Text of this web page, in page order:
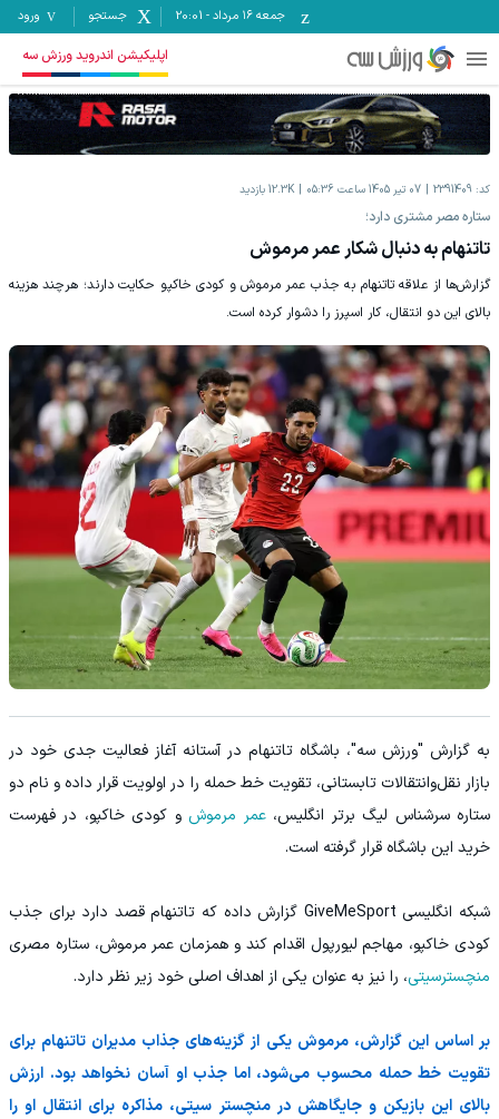
جمعه ۱۶ مرداد -
20:01 جستجو ورود
اپلیکیشن اندروید ورزش سه
کد: 2391409 07 تیر 1405 ساعت 05:36 12.3K بازدید
ستاره مصر مشتری دارد؛
تاتنهام به دنبال شکار عمر مرموش
گزارش‌ها از علاقه تاتنهام به جذب عمر مرموش و کودی خاکپو حکایت دارند؛ هرچند هزینه
بالای این دو انتقال، کار اسپرز را دشوار کرده است.
به گزارش "ورزش سه"، باشگاه تاتنهام در آستانه آغاز فعالیت جدی خود در
بازار نقل‌وانتقالات تابستانی، تقویت خط حمله را در اولویت قرار داده و نام دو
ستاره سرشناس لیگ برتر انگلیس،عمر مرموش و کودی خاکپو، در فهرست
خرید این باشگاه قرار گرفته است.
شبکه انگلیسی GiveMeSport گزارش داده که تاتنهام قصد دارد برای جذب
کودی خاکپو، مهاجم لیورپول اقدام کند و همزمان عمر مرموش، ستاره مصری
منچسترسیتی، را نیز به عنوان یکی از اهداف اصلی خود زیر نظر دارد.
بر اساس این گزارش، مرموش یکی از گزینه‌های جذاب مدیران تاتنهام برای
تقویت خط حمله محسوب می‌شود، اما جذب او آسان نخواهد بود. ارزش
بالای این بازیکن و جایگاهش در منچستر سیتی، مذاکره برای انتقال او را